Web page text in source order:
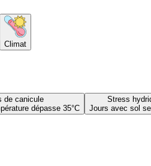
Climat
de canicule
dépasse 35°C
Stress
Jours avec sol